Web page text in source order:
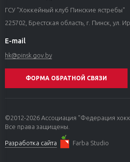
ГСУ "Хоккейный клуб Пинские ястребы"
225702, Брестская область, г. Пинск, ул.
E-mail
hk@pinsk.gov.by
ФОРМА ОБРАТНОЙ СВЯЗИ
©2012-2026 Ассоциация "Федерация
Все права защищены.
Разработка сайта Farba Studio